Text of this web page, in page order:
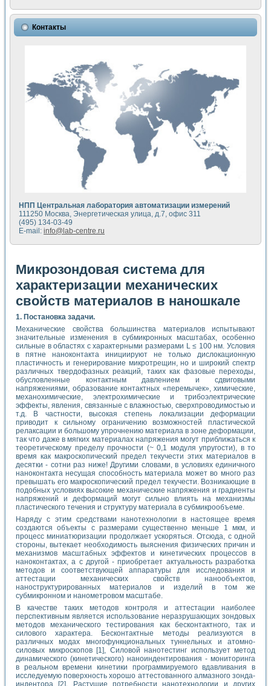
Контакты
НПП Центральная лаборатория автоматизации измерений
111250 Москва, Энергетическая улица, д.7, офис 311
(495) 134-03-49
E-mail: info@lab-centre.ru
Микрозондовая система для
характеризации механических
свойств материалов в наношкале
1. Постановка задачи.
Механические свойства большинства материалов испытывают
значительные изменения в субмикронных масштабах, особенно
сильные в областях с характерными размерами L ≤ 100 нм. Условия
в пятне наноконтакта инициируют не только дислокационную
пластичность и генерирование микротрещин, но и широкий спектр
различных твердофазных реакций, таких как фазовые переходы,
обусловленные контактным давлением и сдвиговыми
напряжениями, образование контактных «перемычек», химические,
механохимические, электрохимические и трибоэлектрические
эффекты, явления, связанные с влажностью, сверхпроводимостью и
т.д. В частности, высокая степень локализации деформации
приводит к сильному ограничению возможностей пластической
релаксации и большому упрочнению материала в зоне деформации,
так что даже в мягких материалах напряжения могут приближаться к
теоретическому пределу прочности (~ 0,1 модуля упругости), в то
время как макроскопический предел текучести этих материалов в
десятки - сотни раз ниже! Другими словами, в условиях единичного
наноконтакта несущая способность материала может во много раз
превышать его макроскопический предел текучести. Возникающие в
подобных условиях высокие механические напряжения и градиенты
напряжений и деформаций могут сильно влиять на механизмы
пластического течения и структуру материала в субмикрообъеме.
Наряду с этим средствами нанотехнологии в настоящее время
создаются объекты с размерами существенно меньше 1 мкм, и
процесс миниатюризации продолжает ускоряться. Отсюда, с одной
стороны, вытекает необходимость выяснения физических причин и
механизмов масштабных эффектов и кинетических процессов в
наноконтактах, а с другой - приобретает актуальность разработка
методов и соответствующей аппаратуры для исследования и
аттестации механических свойств нанообъектов,
наноструктурированных материалов и изделий в том же
субмикронном и нанометровом масштабе.
В качестве таких методов контроля и аттестации наиболее
перспективным является использование неразрушающих зондовых
методов механического тестирования как бесконтактного, так и
силового характера. Бесконтактные методы реализуются в
различных модах многофункциональных туннельных и атомно-
силовых микроскопов [1], Силовой нанотестинг использует метод
динамического (кинетического) наноиндентирования - мониторинга
в реальном времени кинетики программируемого вдавливания в
исследуемую поверхность хорошо аттестованного алмазного зонда-